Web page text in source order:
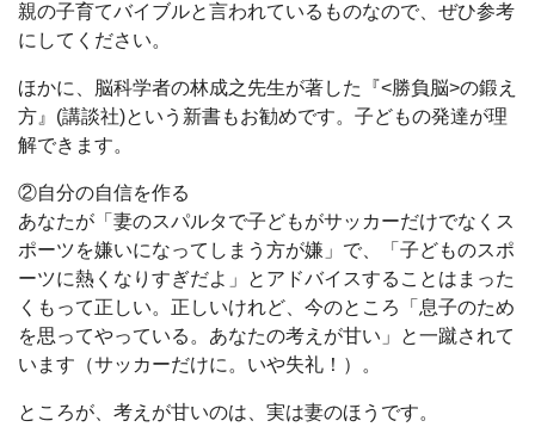
親の子育てバイブルと言われているものなので、ぜひ参考
にしてください。
ほかに、脳科学者の林成之先生が著した『<勝負脳>の鍛え
方』(講談社)という新書もお勧めです。子どもの発達が理
解できます。
②自分の自信を作る
あなたが「妻のスパルタで子どもがサッカーだけでなくス
ポーツを嫌いになってしまう方が嫌」で、「子どものスポ
ーツに熱くなりすぎだよ」とアドバイスすることはまった
くもって正しい。正しいけれど、今のところ「息子のため
を思ってやっている。あなたの考えが甘い」と一蹴されて
います（サッカーだけに。いや失礼！）。
ところが、考えが甘いのは、実は妻のほうです。